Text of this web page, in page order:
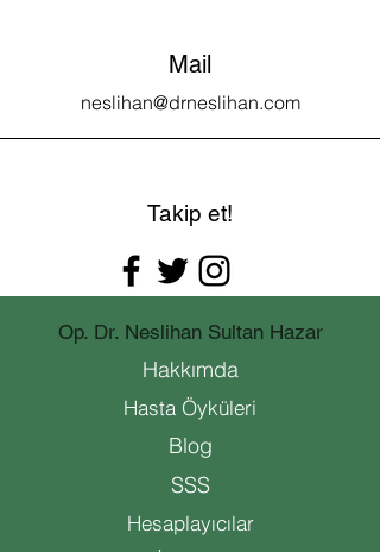
Mail
neslihan@drneslihan.com
Takip et!
Op. Dr. Neslihan Sultan Hazar
Hakkımda
Hasta Öyküleri
Blog
SSS
Hesaplayıcılar